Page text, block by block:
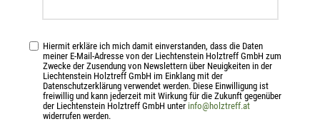
Ähnliche Produkte
Hiermit erkläre ich mich damit einverstanden, dass die Daten
meiner E-Mail-Adresse von der Liechtenstein Holztreff GmbH zum
Zwecke der Zusendung von Newslettern über Neuigkeiten in der
Liechtenstein Holztreff GmbH im Einklang mit der
Datenschutzerklärung verwendet werden. Diese Einwilligung ist
freiwillig und kann jederzeit mit Wirkung für die Zukunft gegenüber
der Liechtenstein Holztreff GmbH unter info@holztreff.at
widerrufen werden.